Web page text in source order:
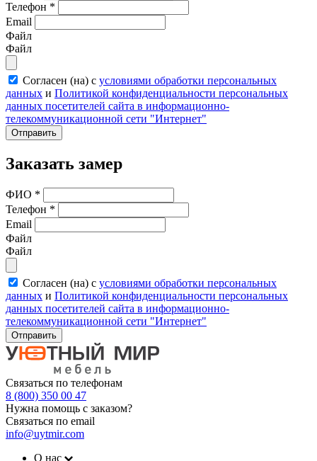
Телефон *
Email
Файл
Файл
Согласен (на) с условиями обработки персональных
данных и Политикой конфиденциальности персональных
данных посетителей сайта в информационно-
телекоммуникационной сети "Интернет"
Отправить
Заказать замер
ФИО *
Телефон *
Email
Файл
Файл
Согласен (на) с условиями обработки персональных
данных и Политикой конфиденциальности персональных
данных посетителей сайта в информационно-
телекоммуникационной сети "Интернет"
Отправить
Связаться по телефонам
8 (800) 350 00 47
Нужна помощь с заказом?
Связаться по email
info@uytmir.com
О нас